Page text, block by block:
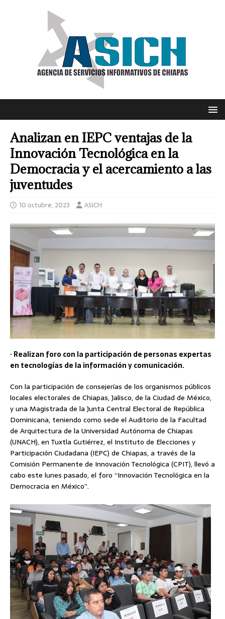
Analizan en IEPC ventajas de la
Innovación Tecnológica en la
Democracia y el acercamiento a las
juventudes
10 octubre, 2023 ASICH
· Realizan foro con la participación de personas expertas
en tecnologías de la información y comunicación.
Con la participación de consejerías de los organismos públicos
locales electorales de Chiapas, Jalisco, de la Ciudad de México,
y una Magistrada de la Junta Central Electoral de República
Dominicana, teniendo como sede el Auditorio de la Facultad
de Arquitectura de la Universidad Autónoma de Chiapas
(UNACH), en Tuxtla Gutiérrez, el Instituto de Elecciones y
Participación Ciudadana (IEPC) de Chiapas, a través de la
Comisión Permanente de Innovación Tecnológica (CPIT), llevó a
cabo este lunes pasado, el foro “Innovación Tecnológica en la
Democracia en México”.